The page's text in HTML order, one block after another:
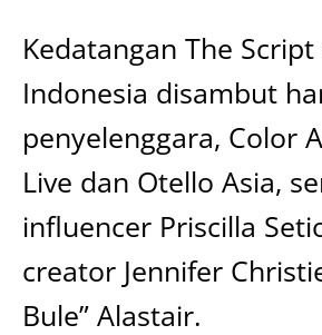
Kedatangan The Script
Indonesia disambut
penyelenggara, Color
Live dan Otello Asia,
influencer Priscilla
creator Jennifer
Bule” Alastair.